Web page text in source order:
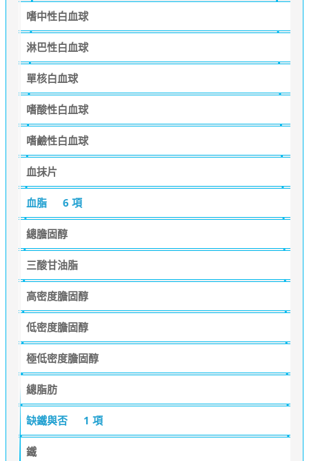
嗜中性白血球
淋巴性白血球
單核白血球
嗜酸性白血球
嗜鹼性白血球
血抹片
血脂 6 項
總膽固醇
三酸甘油脂
高密度膽固醇
低密度膽固醇
極低密度膽固醇
總脂肪
缺鐵與否 1 項
鐵